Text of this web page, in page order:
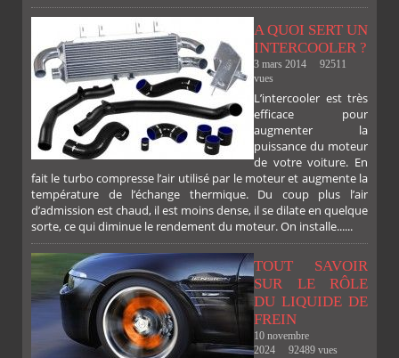
A QUOI SERT UN
INTERCOOLER ?
3 mars 2014
92511
vues
L’intercooler est très
efficace pour
augmenter la
puissance du moteur
de votre voiture. En
fait le turbo compresse l’air utilisé par le moteur et augmente la
température de l’échange thermique. Du coup plus l’air
d’admission est chaud, il est moins dense, il se dilate en quelque
sorte, ce qui diminue le rendement du moteur. On installe......
TOUT SAVOIR
SUR LE RÔLE
DU LIQUIDE DE
FREIN
10 novembre
2024
92489 vues